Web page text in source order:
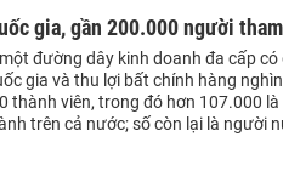
gia, gần 200.000 người
đường dây kinh doanh đa cấp có
gia và thu lợi bất chính hàng
thành viên, trong đó hơn 107.000 là
trên cả nước; số còn lại là người